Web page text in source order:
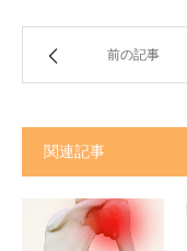
前の記事
関連記事